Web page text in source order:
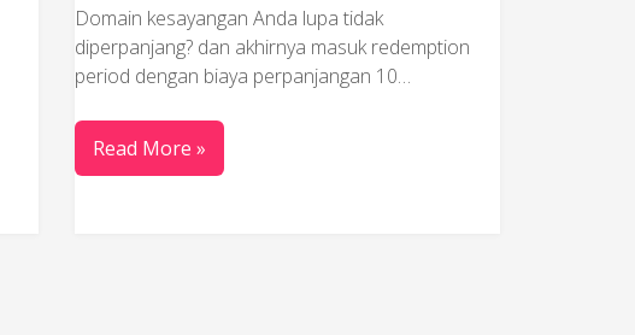
Domain kesayangan Anda lupa tidak
diperpanjang? dan akhirnya masuk redemption
period dengan biaya perpanjangan 10…
Read More »